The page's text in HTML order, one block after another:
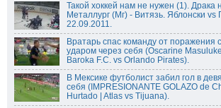
Такой хоккей нам не нужен (1). Драка
Металлург (Мг) - Витязь. Яблонски vs
22.09.2011.
Вратарь спас команду от
ударом через себя (Oscarine
Baroka F.C. vs Orlando Pirates).
В Мексике футболист забил гол в
себя (IMPRESIONANTE GOLAZO de
Hurtado | Atlas vs Tijuana).